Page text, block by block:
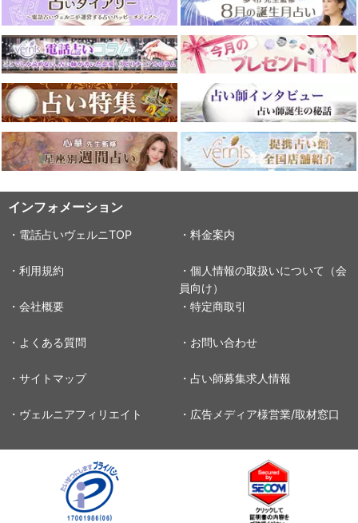
インフォメーション
・電話占いヴェルニTOP ・料金案内
・利用規約
・個人情報の取扱いについて（会
員向け）
・会社概要
・特定商取引
・よくある質問 ・お問い合わせ
・サイトマップ ・占い師募集求人情報
・ヴェルニアフィリエイト ・広告メディア様営業/取材窓口